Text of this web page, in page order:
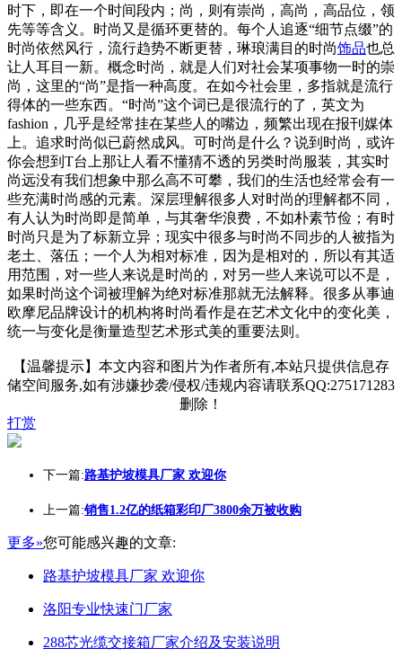
时下，即在一个时间段内；尚，则有崇尚，高尚，高品位，领
先等等含义。时尚又是循环更替的。每个人追逐“细节点缀”的
时尚依然风行，流行趋势不断更替，琳琅满目的时尚饰品也总
让人耳目一新。概念时尚，就是人们对社会某项事物一时的崇
尚，这里的“尚”是指一种高度。在如今社会里，多指就是流行
得体的一些东西。“时尚”这个词已是很流行的了，英文为
fashion，几乎是经常挂在某些人的嘴边，频繁出现在报刊媒体
上。追求时尚似已蔚然成风。可时尚是什么？说到时尚，或许
你会想到T台上那让人看不懂猜不透的另类时尚服装，其实时
尚远没有我们想象中那么高不可攀，我们的生活也经常会有一
些充满时尚感的元素。深层理解很多人对时尚的理解都不同，
有人认为时尚即是简单，与其奢华浪费，不如朴素节俭；有时
时尚只是为了标新立异；现实中很多与时尚不同步的人被指为
老土、落伍；一个人为相对标准，因为是相对的，所以有其适
用范围，对一些人来说是时尚的，对另一些人来说可以不是，
如果时尚这个词被理解为绝对标准那就无法解释。很多从事迪
欧摩尼品牌设计的机构将时尚看作是在艺术文化中的变化美，
统一与变化是衡量造型艺术形式美的重要法则。
【温馨提示】本文内容和图片为作者所有,本站只提供信息存
储空间服务,如有涉嫌抄袭/侵权/违规内容请联系QQ:275171283
删除！
打赏
下一篇:路基护坡模具厂家 欢迎你
上一篇:销售1.2亿的纸箱彩印厂3800余万被收购
更多»您可能感兴趣的文章:
路基护坡模具厂家 欢迎你
洛阳专业快速门厂家
288芯光缆交接箱厂家介绍及安装说明